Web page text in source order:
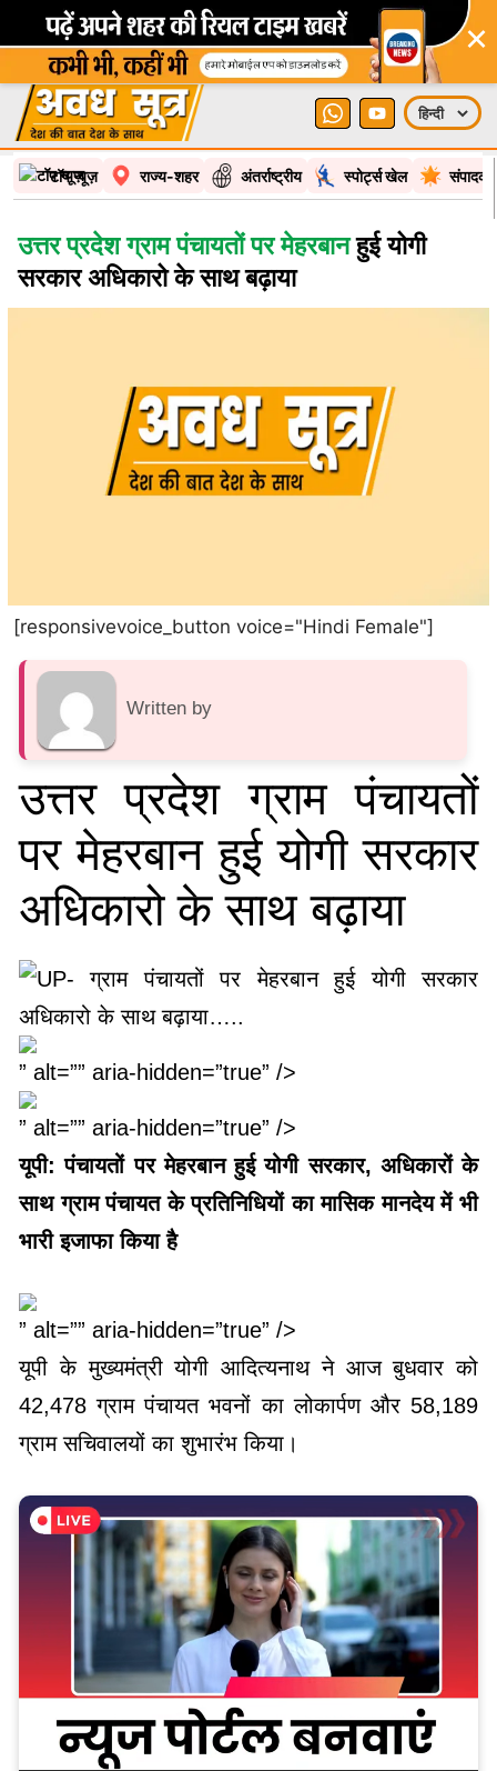
×
टॉप न्यूज़ राज्य-शहर अंतर्राष्ट्रीय स्पोर्ट्स खेल
उत्तर प्रदेश ग्राम पंचायतों पर मेहरबानहुई योगी
सरकार अधिकारो के साथ बढ़ाया
[responsivevoice_button voice="Hindi Female"]
Written by
उत्तर प्रदेश ग्राम पंचायतों
पर मेहरबान हुई योगी सरकार
अधिकारो के साथ बढ़ाया
” alt=”” aria-hidden=”true” />
” alt=”” aria-hidden=”true” />
यूपी: पंचायतों पर मेहरबान हुई योगी सरकार, अधिकारों के
साथ ग्राम पंचायत के प्रतिनिधियों का मासिक मानदेय में भी
भारी इजाफा किया है
” alt=”” aria-hidden=”true” />
यूपी के मुख्यमंत्री योगी आदित्यनाथ ने आज बुधवार को
42,478 ग्राम पंचायत भवनों का लोकार्पण और 58,189
ग्राम सचिवालयों का शुभारंभ किया।